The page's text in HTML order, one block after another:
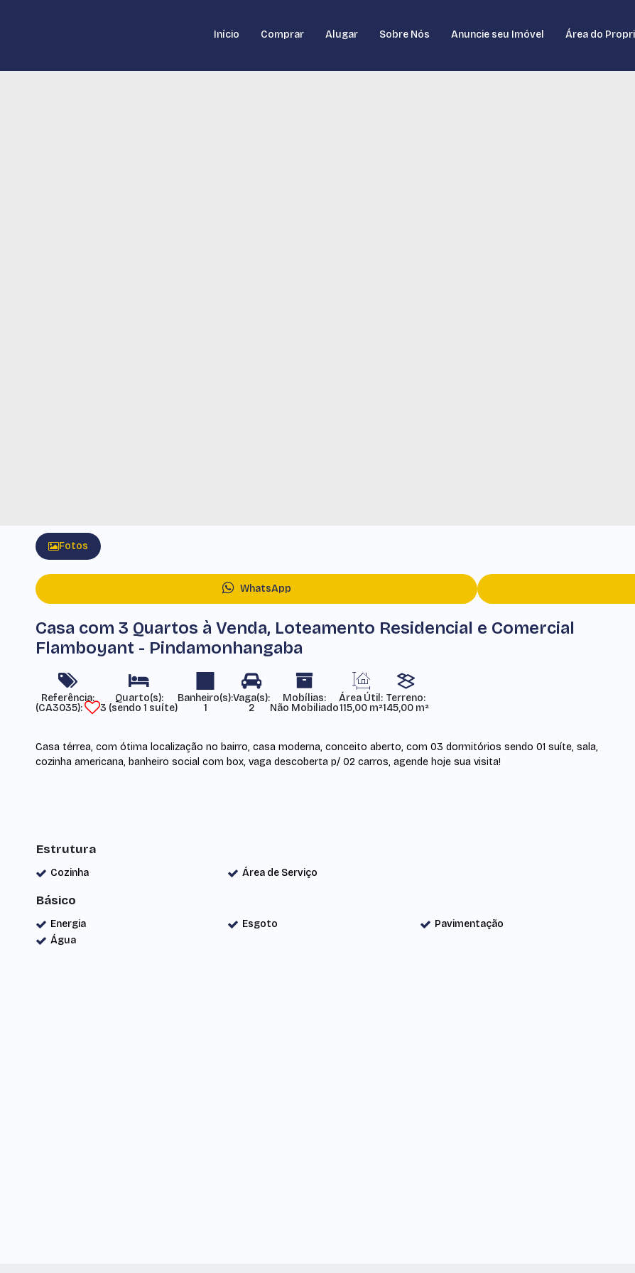
Área do
Anuncie seu Imóvel
Sobre Nós
Alugar
Comprar
Início
Fotos
WhatsApp
Casa com 3 Quartos à Venda, Loteamento Residencial e Comercial
Flamboyant - Pindamonhangaba
Referência:
(CA3035)
3 (sendo 1 suíte) 1 2
Mobílias:
Não Mobiliado
Área Útil:
115,00 m²
Terreno:
145,00 m²
Casa térrea, com ótima localização no bairro, casa moderna, conceito aberto, com 03 dormitórios sendo 01 suíte, sala,
cozinha americana, banheiro social com box, vaga descoberta p/ 02 carros, agende hoje sua visita!
Estrutura
Cozinha Área de Serviço
Básico
Energia Esgoto
Pavimentação
Água